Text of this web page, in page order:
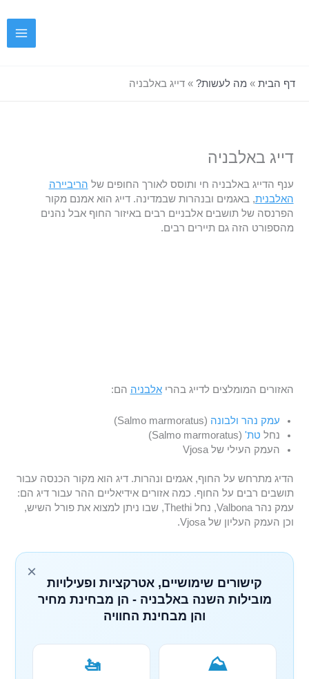
דף הבית » מה לעשות? » דייג באלבניה
דייג באלבניה
ענף הדייג באלבניה חי ותוסס לאורך החופים של הריביירה
האלבנית, באגמים ובנהרות שבמדינה. דייג הוא אמנם מקור
הפרנסה של תושבים אלבניים רבים באיזור החוף אבל נהנים
מהספורט הזה גם תיירים רבים.
האזורים המומלצים לדייג בהריאלבניה הם:
עמק נהר ולבונה (Salmo marmoratus)
נחל טת' (Salmo marmoratus)
העמק העילי של Vjosa
הדיג מתרחש על החוף, אגמים ונהרות. דיג הוא מקור הכנסה עבור
תושבים רבים על החוף. כמה אזורים אידיאליים ההר עבור דיג הם:
עמק נהר Valbona, נחל Thethi, שבו ניתן למצוא את פורל השיש,
וכן העמק העליון של Vjosa.
×
קישורים שימושיים, אטרקציות ופעילויות
מובילות השנה באלבניה - הן מבחינת מחיר
והן מבחינת החוויה
⛰️
🚤